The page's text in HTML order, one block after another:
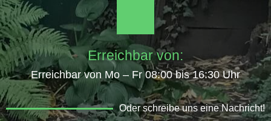
Erreichbar von:
Erreichbar von Mo – Fr 08:00 bis 16:30 Uhr
Oder schreibe uns eine Nachricht!